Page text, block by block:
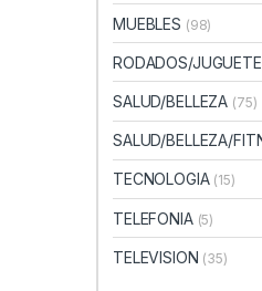
MUEBLES (98)
RODADOS/
SALUD/BELLEZA (75)
SALUD/BELLEZA/
TECNOLOGIA (15)
TELEFONIA (5)
TELEVISION (35)